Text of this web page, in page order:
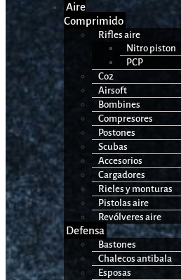
Aire
Comprimido
Rifles aire
Nitro piston
PCP
Co2
Airsoft
Bombines
Compresores
Postones
Scubas
Accesorios
Cargadores
Rieles y monturas
Pistolas aire
Revólveres aire
Defensa
Bastones
Chalecos antibala
Esposas